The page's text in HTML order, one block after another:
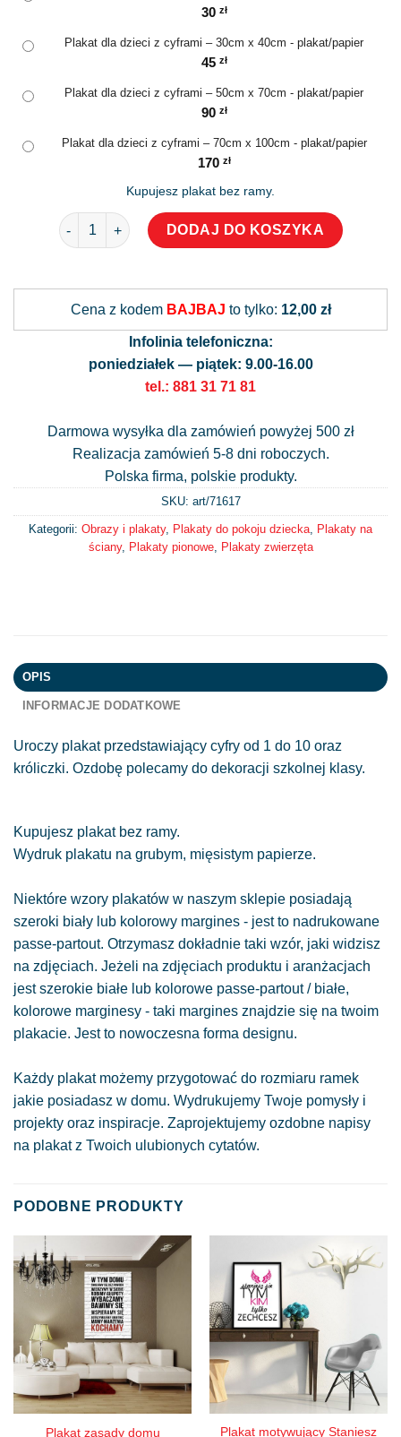
30 zł
Plakat dla dzieci z cyframi – 30cm x 40cm - plakat/papier
45 zł
Plakat dla dzieci z cyframi – 50cm x 70cm - plakat/papier
90 zł
Plakat dla dzieci z cyframi – 70cm x 100cm - plakat/papier
170 zł
Kupujesz plakat bez ramy.
ilość Plakat dla dzieci z cyframi
DODAJ DO KOSZYKA
Cena z kodem BAJBAJ to tylko: 12,00 zł
Infolinia telefoniczna:
poniedziałek — piątek: 9.00-16.00
tel.: 881 31 71 81
Darmowa wysyłka dla zamówień powyżej 500 zł
Realizacja zamówień 5-8 dni roboczych.
Polska firma, polskie produkty.
SKU: art/71617
Kategorii: Obrazy i plakaty, Plakaty do pokoju dziecka
Plakaty na
ściany, Plakaty pionowe, Plakaty zwierzęta
OPIS
INFORMACJE DODATKOWE
Uroczy plakat przedstawiający cyfry od 1 do 10 oraz
króliczki. Ozdobę polecamy do dekoracji szkolnej klasy.
Kupujesz plakat bez ramy.
Wydruk plakatu na grubym, mięsistym papierze.
Niektóre wzory plakatów w naszym sklepie posiadają
szeroki biały lub kolorowy margines - jest to nadrukowane
passe-partout. Otrzymasz dokładnie taki wzór, jaki widzisz
na zdjęciach. Jeżeli na zdjęciach produktu i aranżacjach
jest szerokie białe lub kolorowe passe-partout / białe,
kolorowe marginesy - taki margines znajdzie się na twoim
plakacie. Jest to nowoczesna forma designu.
Każdy plakat możemy przygotować do rozmiaru ramek
jakie posiadasz w domu. Wydrukujemy Twoje pomysły i
projekty oraz inspiracje. Zaprojektujemy ozdobne napisy
na plakat z Twoich ulubionych cytatów.
PODOBNE PRODUKTY
Plakat zasady domu Plakat motywujący Staniesz